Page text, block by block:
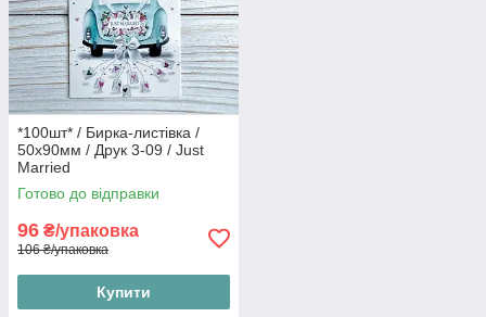
*100шт* / Бирка-листівка /
50х90мм / Друк 3-09 / Just
Married
Готово до відправки
96 ₴/упаковка
106 ₴/упаковка
Купити